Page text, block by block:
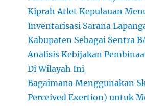
Kiprah Atlet Kepulauan
Inventarisasi Sarana
Kabupaten Sebagai Sentra
Analisis Kebijakan
Di Wilayah Ini
Bagaimana Menggunakan
Perceived Exertion) untuk